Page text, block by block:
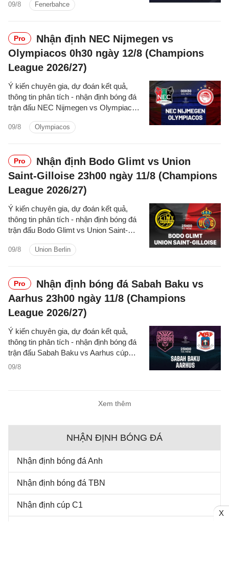
09/8 Fenerbahce
hôm nay.
Pro
Nhận định NEC Nijmegen vs
Olympiacos 0h30 ngày 12/8 (Champions
League 2026/27)
09/8 Olympiacos
Ý kiến chuyên gia, dự đoán kết quả,
thông tin phân tích - nhận định bóng đá
trận đấu NEC Nijmegen vs Olympiacos
2026/27 hôm nay.
Pro
Nhận định Bodo Glimt vs Union
Saint-Gilloise 23h00 ngày 11/8 (Champions
League 2026/27)
09/8 Union Berlin
Ý kiến chuyên gia, dự đoán kết quả,
thông tin phân tích - nhận định bóng đá
trận đấu Bodo Glimt vs Union Saint-
League 2026/27 hôm nay.
Pro
Nhận định bóng đá Sabah Baku vs
Aarhus 23h00 ngày 11/8 (Champions
League 2026/27)
09/8
Ý kiến chuyên gia, dự đoán kết quả,
thông tin phân tích - nhận định bóng đá
trận đấu Sabah Baku vs Aarhus cúp
C1/UEFA Champions League 2026/27
Xem thêm
NHẬN ĐỊNH BÓNG ĐÁ
Nhận định bóng đá Anh
Nhận định bóng đá TBN
Nhận định cúp C1
X